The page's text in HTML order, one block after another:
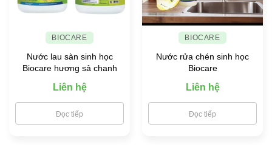
BIOCARE
Nước lau sàn sinh học
Biocare hương sả chanh
Liên hệ
Đọc tiếp
BIOCARE
Nước rửa chén sinh học
Biocare
Liên hệ
Đọc tiếp